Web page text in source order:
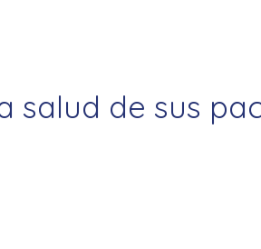
salud de sus